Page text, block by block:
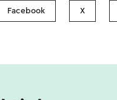
Facebook X